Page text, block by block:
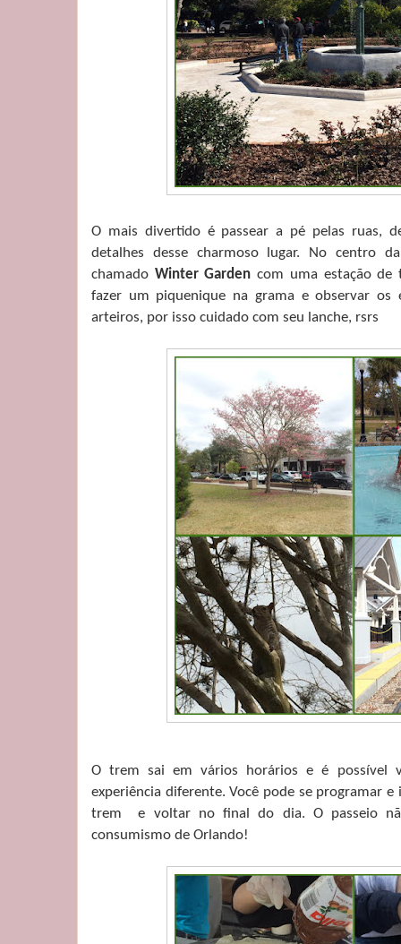
O mais divertido é passear a pé pelas ruas,
detalhes desse charmoso lugar. No centro
chamado Winter Garden com uma estação
fazer um piquenique na grama e observar os
arteiros, por isso cuidado com seu lanche, rsrs
O trem sai em vários horários e é possível
experiência diferente. Você pode se programar
trem e voltar no final do dia. O passeio
consumismo de Orlando!